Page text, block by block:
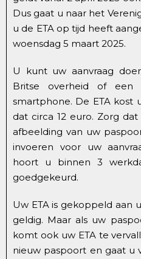
Dus gaat u naar het
u de ETA op tijd heeft
woensdag 5 maart 2025.
U kunt uw aanvraag
Britse overheid of
smartphone. De ETA kost
dat circa 12 euro. Zorg
afbeelding van uw
invoeren voor uw
hoort u binnen 3
goedgekeurd.
Uw ETA is gekoppeld aan
geldig. Maar als uw
komt ook uw ETA te
nieuw paspoort en gaat u